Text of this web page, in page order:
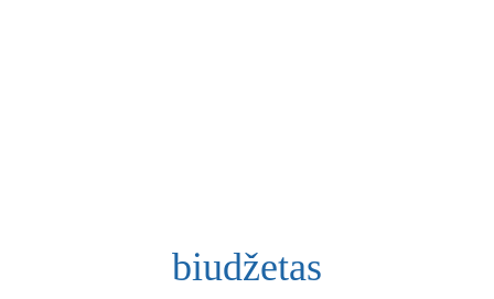
biudžetas